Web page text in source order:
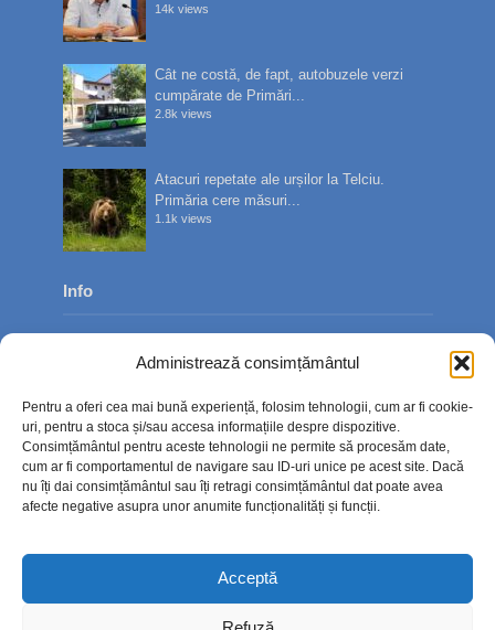
Administrează consimțământul
Pentru a oferi cea mai bună experiență, folosim tehnologii, cum ar fi cookie-
uri, pentru a stoca și/sau accesa informațiile despre dispozitive.
Consimțământul pentru aceste tehnologii ne permite să procesăm date,
cum ar fi comportamentul de navigare sau ID-uri unice pe acest site. Dacă
nu îți dai consimțământul sau îți retragi consimțământul dat poate avea
afecte negative asupra unor anumite funcționalități și funcții.
Acceptă
14k views
Cât ne costă, de fapt, autobuzele verzi
cumpărate de Primări...
2.8k views
Atacuri repetate ale urșilor la Telciu.
Primăria cere măsuri...
1.1k views
Info
Contact
Politica de confidențialitate
Politică cookie-uri (UE)